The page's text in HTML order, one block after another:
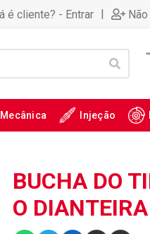
é cliente? - Entrar |
Mecânica Injeção
BUCHA DO
O